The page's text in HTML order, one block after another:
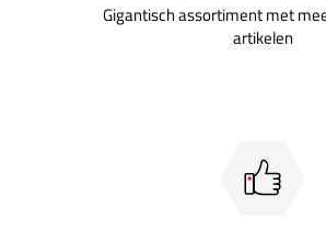
Gigantisch assortiment met
artikelen